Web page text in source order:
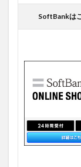
SoftBankは